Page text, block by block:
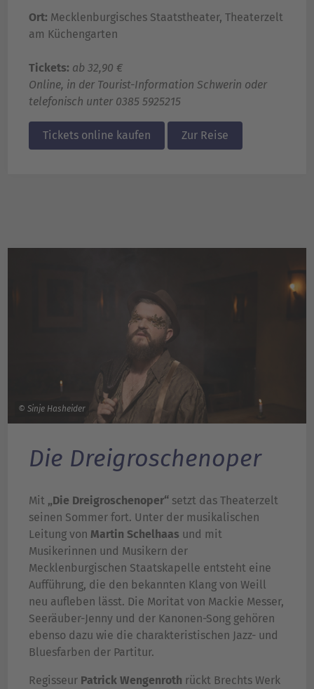
Ort: Mecklenburgisches Staatstheater, Theaterzelt
am Küchengarten
Tickets: ab 32,90 €
Online, in der Tourist-Information Schwerin oder
telefonisch unter 0385 5925215
Tickets online kaufen Zur Reise
© Sinje Hasheider
Die Dreigroschenoper
Mit „Die Dreigroschenoper“ setzt das Theaterzelt
seinen Sommer fort. Unter der musikalischen
Leitung von Martin Schelhaas und mit
Musikerinnen und Musikern der
Mecklenburgischen Staatskapelle entsteht eine
Aufführung, die den bekannten Klang von Weill
neu aufleben lässt. Die Moritat von Mackie Messer,
Seeräuber-Jenny und der Kanonen-Song gehören
ebenso dazu wie die charakteristischen Jazz- und
Bluesfarben der Partitur.
Regisseur Patrick Wengenroth rückt Brechts Werk